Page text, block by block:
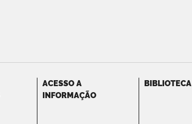
ACESSO A
INFORMAÇÃO
BIBLIOTECA